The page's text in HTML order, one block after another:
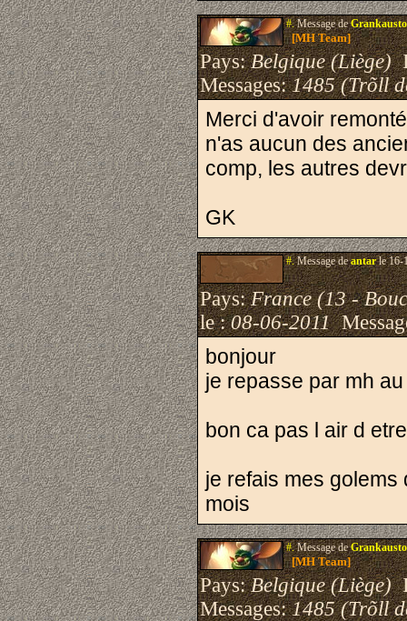
#.Message deGrankausto
[MH Team]
Pays:Belgique (Liège)
Messages:1485 (Trõll
Merci d'avoir
n'as aucun des
comp, les autres
GK
#.Message deantarle 16-
Pays:France (13 -
le :08-06-2011
bonjour
je repasse par mh
bon ca pas l air d
je refais mes golems
mois
#.Message deGrankausto
[MH Team]
Pays:Belgique (Liège)
Messages:1485 (Trõll